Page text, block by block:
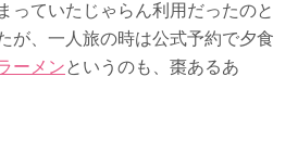
っていたじゃらん利用だったのと
が、一人旅の時は公式予約で夕食
ーメンというのも、棗あるあ